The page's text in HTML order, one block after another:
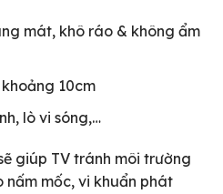
mát, khô ráo & không ẩm
10cm
lò vi sóng,…
giúp TV tránh môi trường
nấm mốc, vi khuẩn phát